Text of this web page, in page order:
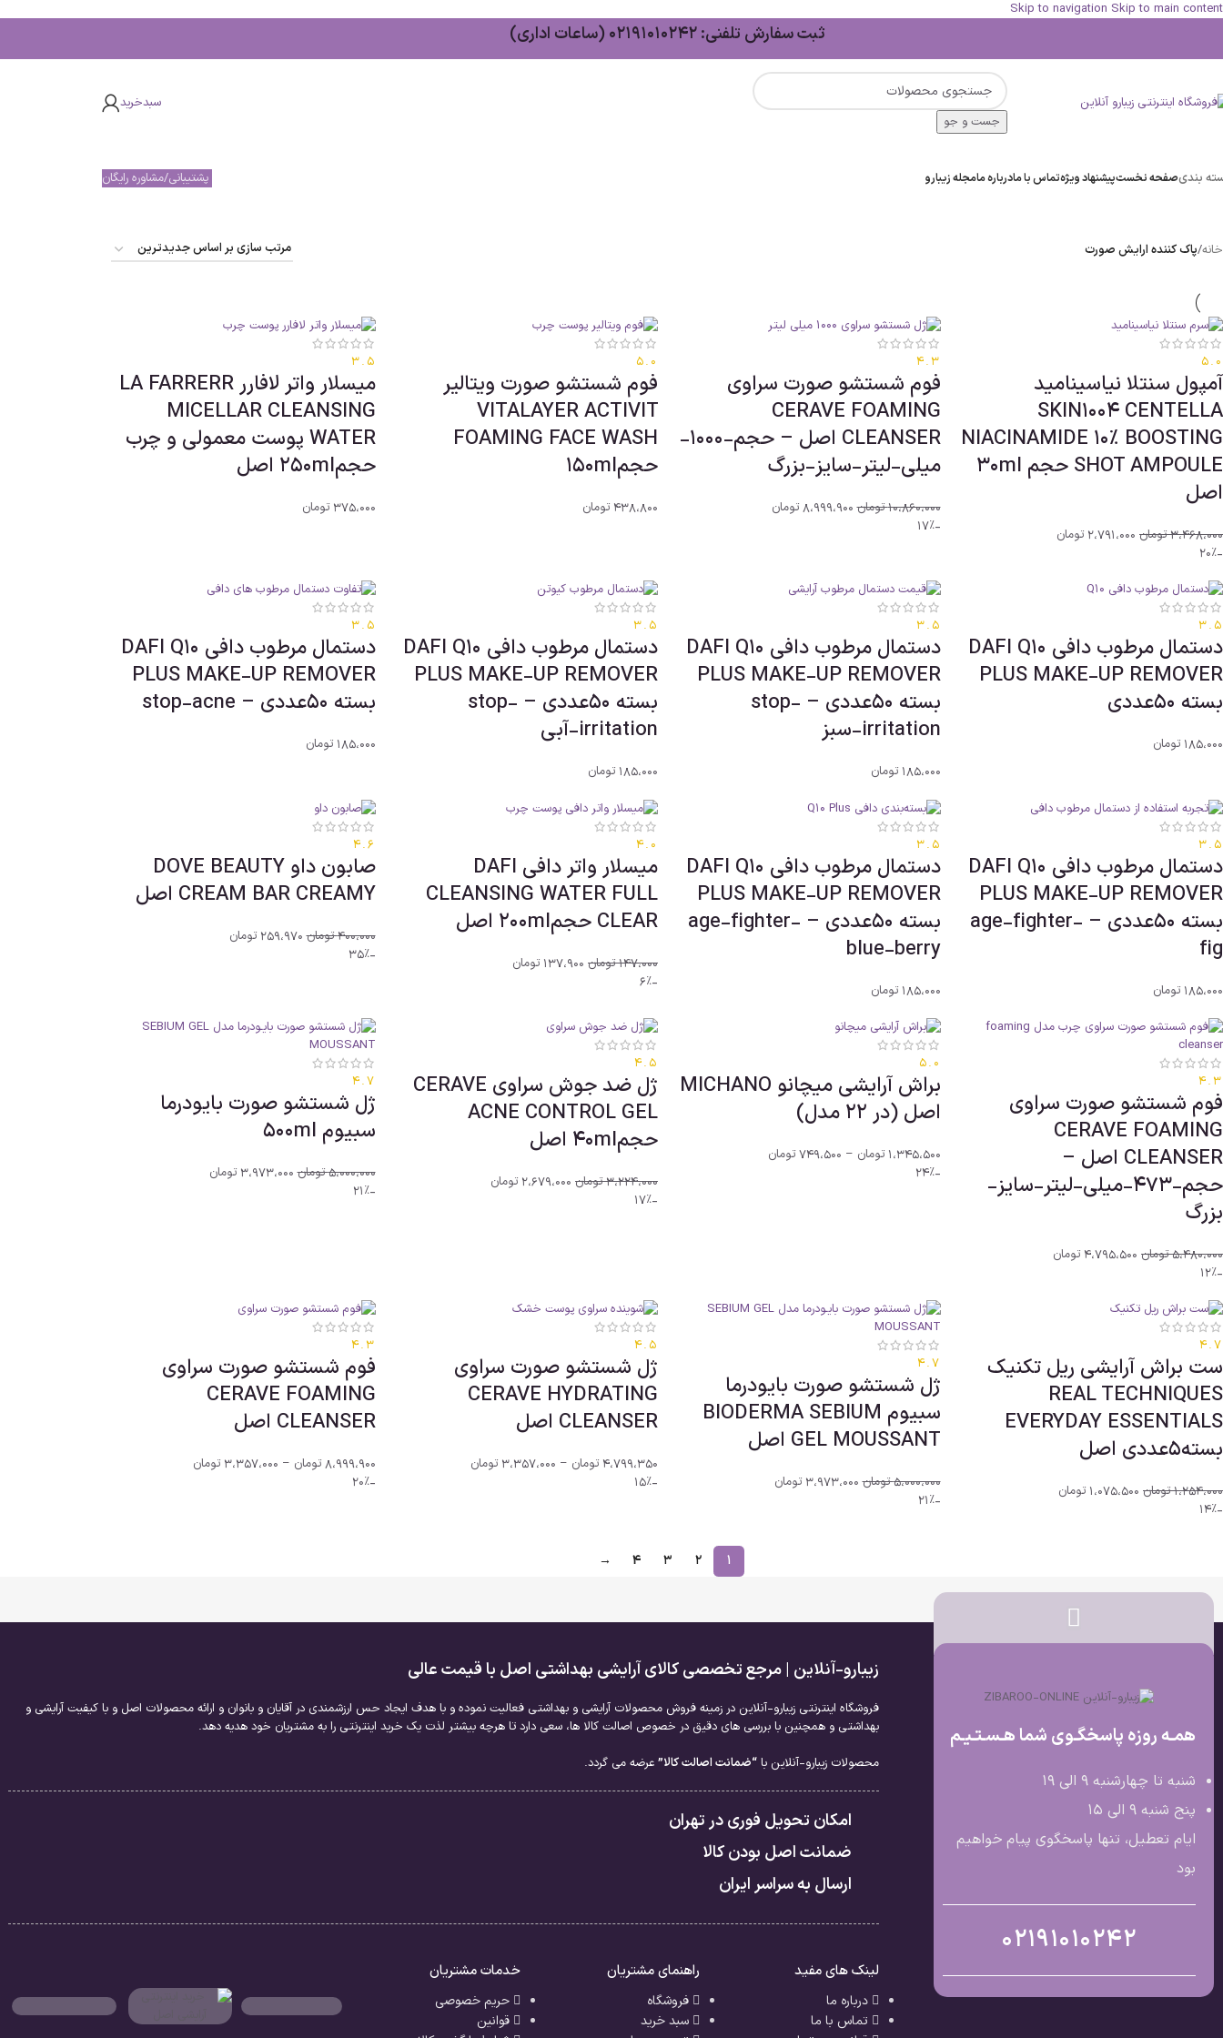
Skip to navigation Skip to main content
ثبت سفارش تلفنی: 02191010242 (ساعات اداری)
جست و جو
سبدخرید
بندیصفحه نخستپیشنهاد ویژهتماس با مادرباره مامجله زیبارو پشتیبانی/مشاوره رایگان
خانه/پاک کننده ارایش صورت
5.0
آمپول سنتلا نیاسینامید
SKIN1004 CENTELLA
NIACINAMIDE 10% BOOSTING
SHOT AMPOULE حجم 30ml
اصل
3،468،000 تومان 2،791،000 تومان
-20%
4.3
فوم شستشو صورت سراوی
CERAVE FOAMING
CLEANSER اصل – حجم-1000-
میلی-لیتر-سایز-بزرگ
10،860،000 تومان 8،999،900 تومان
-17%
5.0
فوم شستشو صورت ویتالیر
VITALAYER ACTIVIT
FOAMING FACE WASH
حجم150ml
438،800 تومان
3.5
میسلار واتر لافارر LA FARRERR
MICELLAR CLEANSING
WATER پوست معمولی و چرب
حجم250ml اصل
375،000 تومان
3.5
دستمال مرطوب دافی DAFI Q10
PLUS MAKE-UP REMOVER
بسته 50عددی
185،000 تومان
3.5
دستمال مرطوب دافی DAFI Q10
PLUS MAKE-UP REMOVER
بسته 50عددی – stop-
irritation-سبز
185،000 تومان
3.5
دستمال مرطوب دافی DAFI Q10
PLUS MAKE-UP REMOVER
بسته 50عددی – stop-
irritation-آبی
185،000 تومان
3.5
دستمال مرطوب دافی DAFI Q10
PLUS MAKE-UP REMOVER
بسته 50عددی – stop-acne
185،000 تومان
3.5
دستمال مرطوب دافی DAFI Q10
PLUS MAKE-UP REMOVER
بسته 50عددی – age-fighter-
fig
185،000 تومان
3.5
دستمال مرطوب دافی DAFI Q10
PLUS MAKE-UP REMOVER
بسته 50عددی – age-fighter-
blue-berry
185،000 تومان
4.0
میسلار واتر دافی DAFI
CLEANSING WATER FULL
CLEAR حجم200ml اصل
147،000 تومان 137،900 تومان
-6%
4.6
صابون داو DOVE BEAUTY
CREAM BAR CREAMY اصل
400،000 تومان 259،970 تومان
-35%
4.3
فوم شستشو صورت سراوی
CERAVE FOAMING
CLEANSER اصل –
حجم-473-میلی-لیتر-سایز-
بزرگ
5،480،000 تومان 4،795،500 تومان
-12%
5.0
براش آرایشی میچانو MICHANO
اصل (در 22 مدل)
1،345،500 تومان – 749،500 تومان
-24%
4.5
ژل ضد جوش سراوی CERAVE
ACNE CONTROL GEL
حجم40ml اصل
3،224،000 تومان 2،679،000 تومان
-17%
4.7
ژل شستشو صورت بایودرما
سبیوم 500ml
5،000،000 تومان 3،973،000 تومان
-21%
4.7
ست براش آرایشی ریل تکنیک
REAL TECHNIQUES
EVERYDAY ESSENTIALS
بسته5عددی اصل
1،254،000 تومان 1،075،500 تومان
-14%
4.7
ژل شستشو صورت بایودرما
سبیوم BIODERMA SEBIUM
GEL MOUSSANT اصل
5،000،000 تومان 3،973،000 تومان
-21%
4.5
ژل شستشو صورت سراوی
CERAVE HYDRATING
CLEANSER اصل
4،799،350 تومان – 3،357،000 تومان
-15%
4.3
فوم شستشو صورت سراوی
CERAVE FOAMING
CLEANSER اصل
8،999،900 تومان – 3،357،000 تومان
-20%
1
2
3
4
→
همـه روزه پاسخگـوی شما هـسـتـیـم
شنبه تا چهارشنبه 9 الی ۱۹
پنج شنبه 9 الی ۱۵
ایام تعطیل، تنها پاسخگوی پیام خواهیم
بود
02191010242
زیبارو-آنلاین | مرجع تخصصی کالای آرایشی بهداشتی اصل با قیمت عالی
فروشگاه اینترنتی زیبارو-آنلاین در زمینه فروش محصولات آرایشی و بهداشتی فعالیت نموده و با هدف ایجاد حس ارزشمندی در آقایان و بانوان و ارائه محصولات اصل و با کیفیت آرایشی و
بهداشتی و همچنین با بررسی های دقیق در خصوص اصالت کالا ها، سعی دارد تا هرچه بیشتر لذت یک خرید اینترنتی را به مشتریان خود هدیه دهد.
محصولات زیبارو-آنلاین با“ضمانت اصالت کالا” عرضه می گردد.
امکان تحویل فوری در تهران
ضمانت اصل بودن کالا
ارسال به سراسر ایران
لینک های مفید
درباره ما
تماس با ما
راهنمای مشتریان
فروشگاه
سبد خرید
خدمات مشتریان
حریم خصوصی
قوانین